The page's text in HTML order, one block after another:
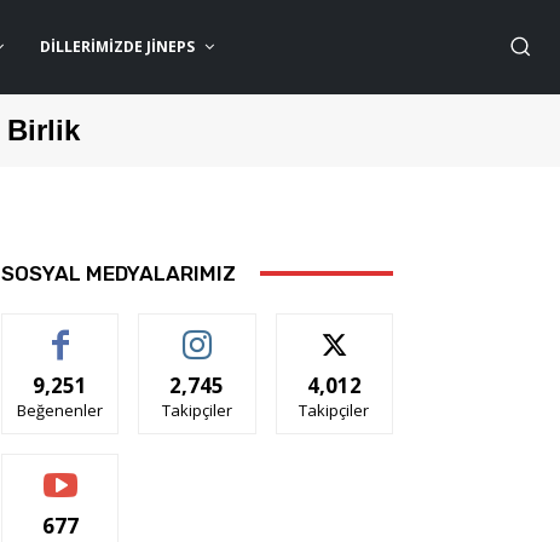
DILLERIMIZDE JİNEPS
Birlik
SOSYAL MEDYALARIMIZ
9,251
Beğenenler
2,745
Takipçiler
4,012
Takipçiler
677